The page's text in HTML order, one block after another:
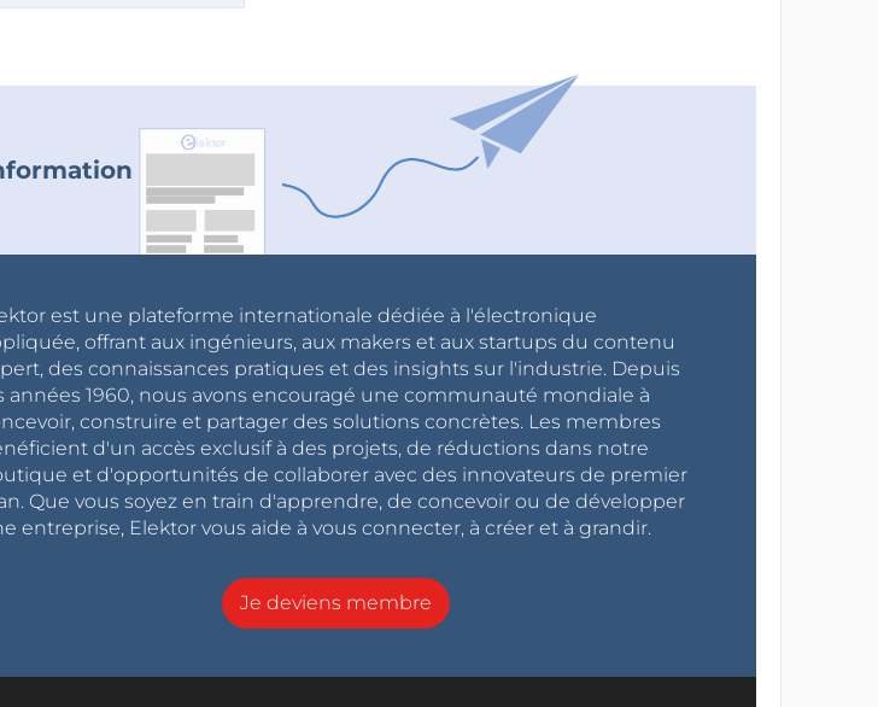
est une plateforme internationale dédiée à l'électronique
offrant aux ingénieurs, aux makers et aux startups du contenu
des connaissances pratiques et des insights sur l'industrie. Depuis
années 1960, nous avons encouragé une communauté mondiale à
construire et partager des solutions concrètes. Les membres
d'un accès exclusif à des projets, de réductions dans notre
et d'opportunités de collaborer avec des innovateurs de premier
Que vous soyez en train d'apprendre, de concevoir ou de développer
entreprise, Elektor vous aide à vous connecter, à créer et à grandir.
Je deviens membre